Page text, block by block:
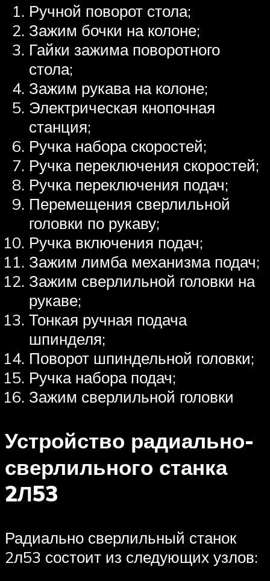
Ручной поворот стола;
Зажим бочки на колоне;
Гайки зажима поворотного
стола;
Зажим рукава на колоне;
Электрическая кнопочная
станция;
Ручка набора скоростей;
Ручка переключения скоростей;
Ручка переключения подач;
Перемещения сверлильной
головки по рукаву;
Ручка включения подач;
Зажим лимба механизма подач;
Зажим сверлильной головки на
рукаве;
Тонкая ручная подача
шпинделя;
Поворот шпиндельной головки;
Ручка набора подач;
Зажим сверлильной головки
Устройство радиально-
сверлильного станка
2Л53
Радиально сверлильный станок
2л53 состоит из следующих узлов: